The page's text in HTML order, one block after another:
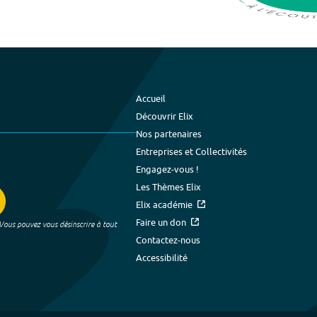
pouvez vous désinscrire à tout
Accueil
Découvrir Elix
Nos partenaires
Entreprises et Collectivités
Engagez-vous !
Les Thèmes Elix
Elix académie
Faire un don
Contactez-nous
Accessibilité